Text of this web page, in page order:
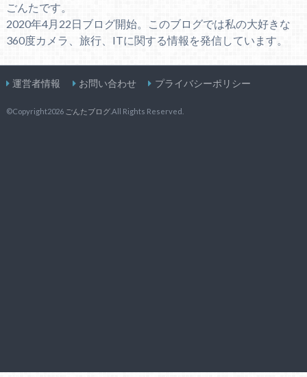
ごんたです。
2020年4月22日ブログ開始。このブログでは私の大好きな
360度カメラ、旅行、ITに関する情報を発信しています。
運営者情報 お問い合わせ プライバシーポリシー
©Copyright2026 ごんたブログ.All Rights Reserved.